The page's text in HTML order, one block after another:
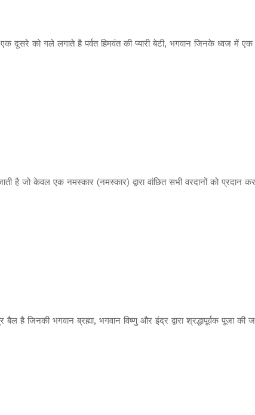
दूसरे को गले लगाते है पर्वत हिमवंत की प्यारी बेटी, भगवान जिनके ध्वज में
है जो केवल एक नमस्कार (नमस्कार) द्वारा वांछित सभी वरदानों को प्रदान
है जिनकी भगवान ब्रह्मा, भगवान विष्णु और इंद्र द्वारा श्रद्धापूर्वक पूजा